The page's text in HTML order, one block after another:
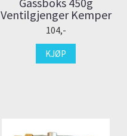
Ventilgjenger Kemper
104,-
KJØP